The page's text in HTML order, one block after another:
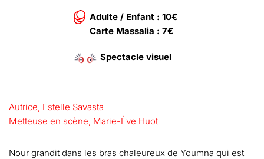
Adulte / Enfant : 10€
Carte Massalia : 7€
Spectacle visuel
Autrice, Estelle Savasta
Metteuse en scène, Marie-Ève Huot
Nour grandit dans les bras chaleureux de Youmna qui est